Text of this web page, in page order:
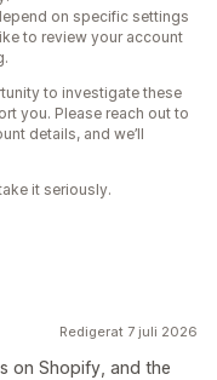
on specific settings
to review your account
to investigate these
you. Please reach out to
details, and we’ll
it seriously.
Redigerat 7 juli 2026
on Shopify, and the